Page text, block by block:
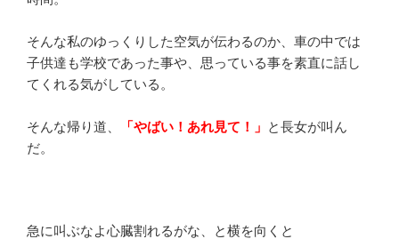
そんな私のゆっくりした空気が伝わるのか、車の中では
子供達も学校であった事や、思っている事を素直に話し
てくれる気がしている。
そんな帰り道、 「やばい！あれ見て！」 と長女が叫ん
だ。
急に叫ぶなよ心臓割れるがな、と横を向くと